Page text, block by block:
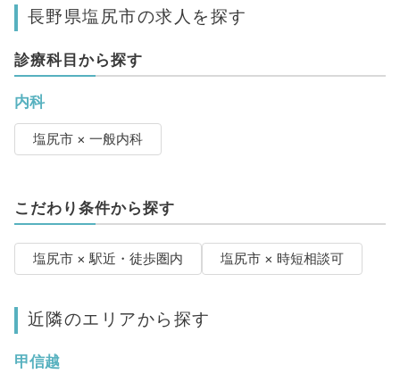
長野県塩尻市の求人を探す
診療科目から探す
内科
塩尻市 × 一般内科
こだわり条件から探す
塩尻市 × 駅近・徒歩圏内 塩尻市 × 時短相談可
近隣のエリアから探す
甲信越